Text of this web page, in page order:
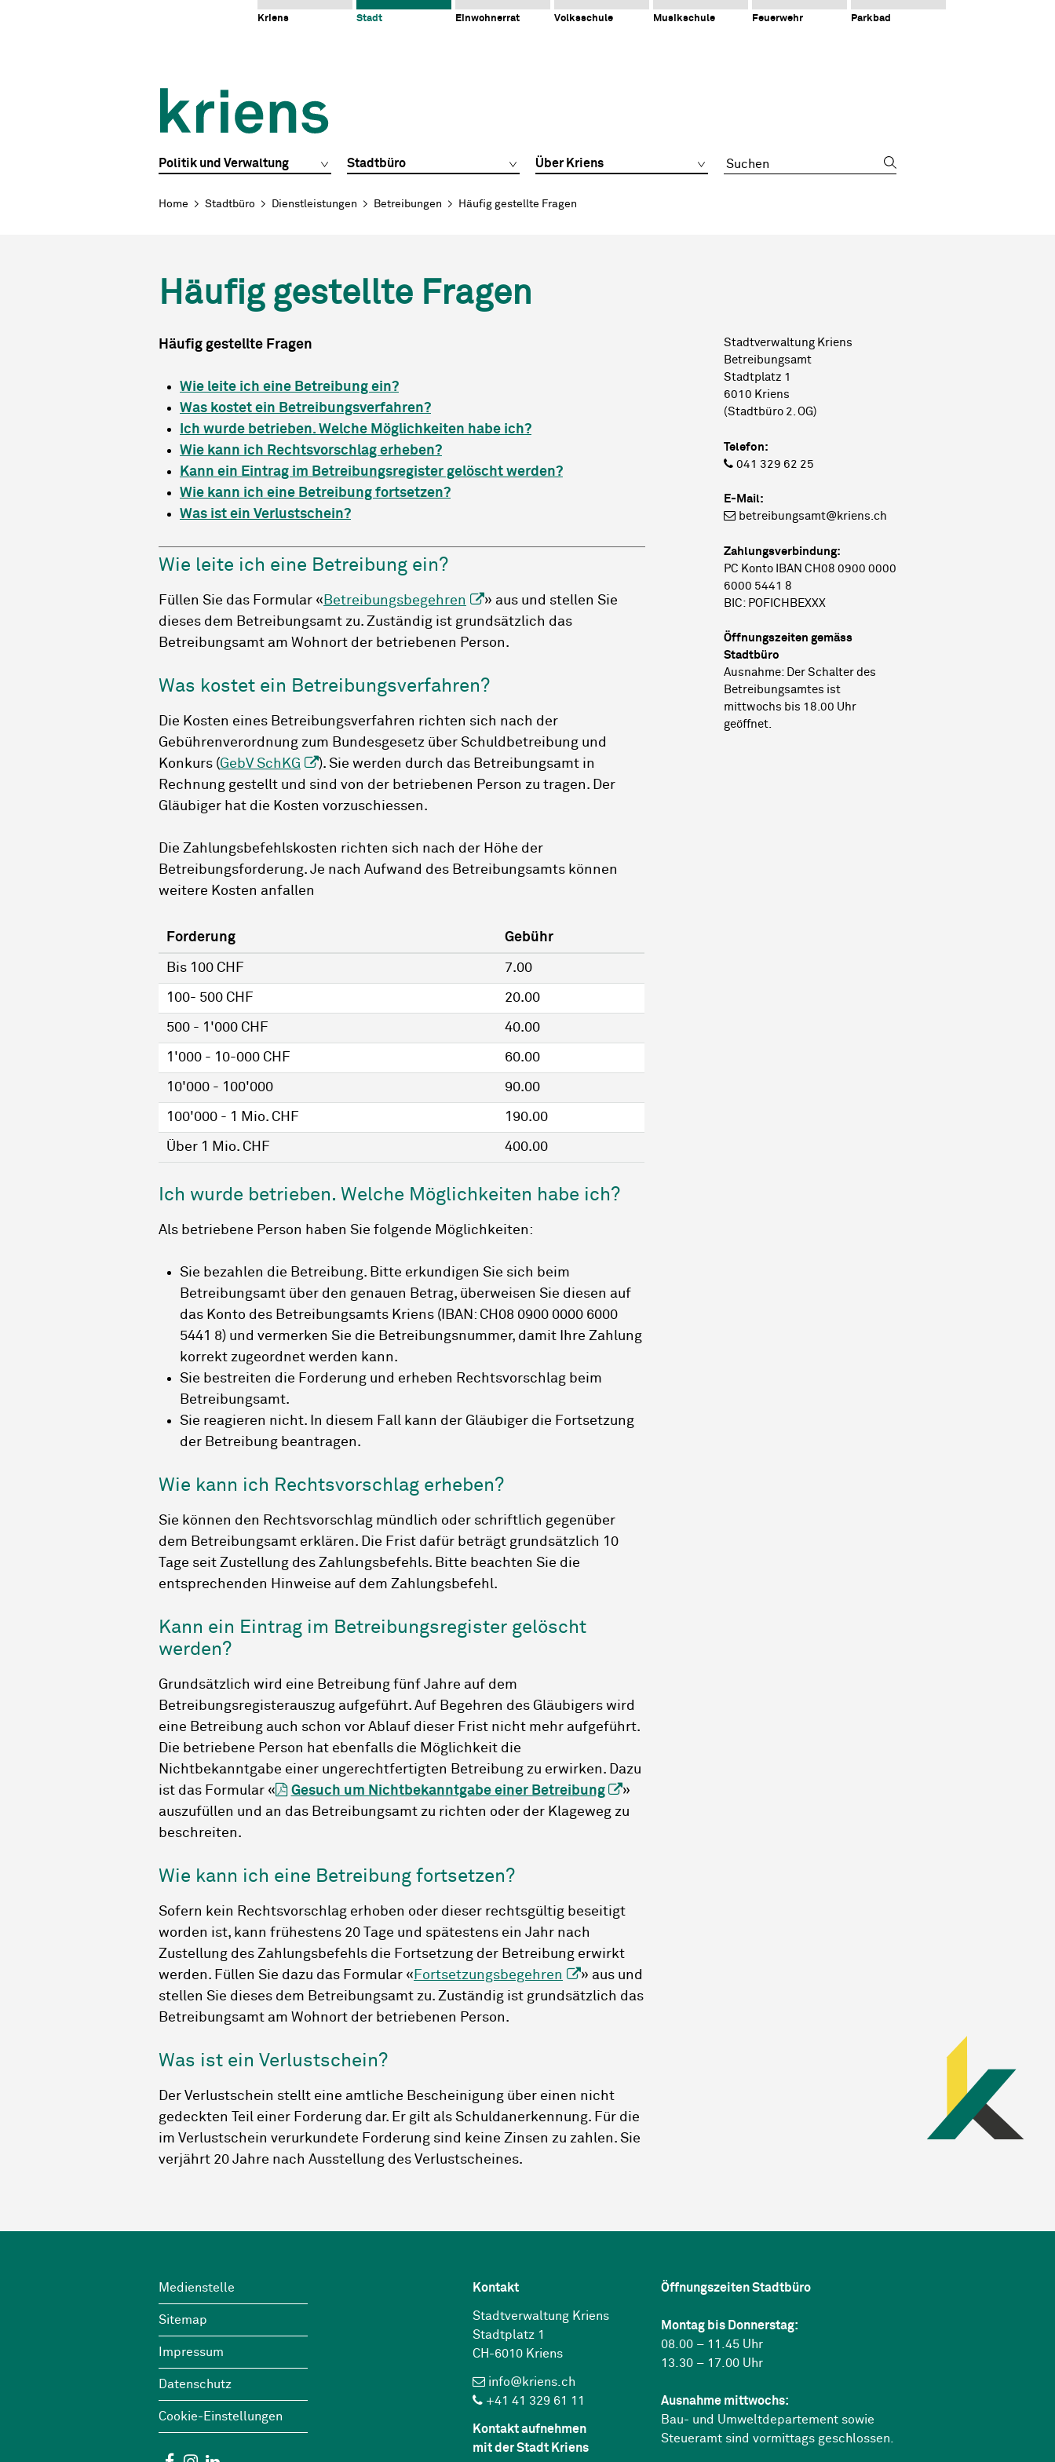
Navigieren in Kriens
Kriens Stadt Einwohnerrat Volksschule Musikschule Feuerwehr Parkbad
Hauptnavigation
Politik und Verwaltung Stadtbüro Über Kriens Suchbegriff
Breadcrumb
Home Stadtbüro Dienstleistungen Betreibungen Häufig gestellte Fragen
Häufig gestellte Fragen
Häufig gestellte Fragen
Wie leite ich eine Betreibung ein?
Was kostet ein Betreibungsverfahren?
Ich wurde betrieben. Welche Möglichkeiten habe ich?
Wie kann ich Rechtsvorschlag erheben?
Kann ein Eintrag im Betreibungsregister gelöscht werden?
Wie kann ich eine Betreibung fortsetzen?
Was ist ein Verlustschein?
Wie leite ich eine Betreibung ein?
Füllen Sie das Formular « Betreibungsbegehren
» aus und stellen Sie
dieses dem Betreibungsamt zu. Zuständig ist grundsätzlich das
Betreibungsamt am Wohnort der betriebenen Person.
Was kostet ein Betreibungsverfahren?
Die Kosten eines Betreibungsverfahren richten sich nach der
Gebührenverordnung zum Bundesgesetz über Schuldbetreibung und
Konkurs (GebV SchKG
). Sie werden durch das Betreibungsamt in
Rechnung gestellt und sind von der betriebenen Person zu tragen. Der
Gläubiger hat die Kosten vorzuschiessen.
Die Zahlungsbefehlskosten richten sich nach der Höhe der
Betreibungsforderung. Je nach Aufwand des Betreibungsamts können
weitere Kosten anfallen
Forderung Gebühr
Bis 100 CHF 7.00
100- 500 CHF 20.00
500 - 1'000 CHF 40.00
1'000 - 10-000 CHF 60.00
10'000 - 100'000 90.00
100'000 - 1 Mio. CHF 190.00
Über 1 Mio. CHF 400.00
Ich wurde betrieben. Welche Möglichkeiten habe ich?
Als betriebene Person haben Sie folgende Möglichkeiten:
Sie bezahlen die Betreibung. Bitte erkundigen Sie sich beim
Betreibungsamt über den genauen Betrag, überweisen Sie diesen auf
das Konto des Betreibungsamts Kriens (IBAN: CH08 0900 0000 6000
5441 8) und vermerken Sie die Betreibungsnummer, damit Ihre Zahlung
korrekt zugeordnet werden kann.
Sie bestreiten die Forderung und erheben Rechtsvorschlag beim
Betreibungsamt.
Sie reagieren nicht. In diesem Fall kann der Gläubiger die Fortsetzung
der Betreibung beantragen.
Wie kann ich Rechtsvorschlag erheben?
Sie können den Rechtsvorschlag mündlich oder schriftlich gegenüber
dem Betreibungsamt erklären. Die Frist dafür beträgt grundsätzlich 10
Tage seit Zustellung des Zahlungsbefehls. Bitte beachten Sie die
entsprechenden Hinweise auf dem Zahlungsbefehl.
Kann ein Eintrag im Betreibungsregister gelöscht
werden?
Grundsätzlich wird eine Betreibung fünf Jahre auf dem
Betreibungsregisterauszug aufgeführt. Auf Begehren des Gläubigers wird
eine Betreibung auch schon vor Ablauf dieser Frist nicht mehr aufgeführt.
Die betriebene Person hat ebenfalls die Möglichkeit die
Nichtbekanntgabe einer ungerechtfertigten Betreibung zu erwirken. Dazu
ist das Formular «
Gesuch um Nichtbekanntgabe einer Betreibung
»
auszufüllen und an das Betreibungsamt zu richten oder der Klageweg zu
beschreiten.
Wie kann ich eine Betreibung fortsetzen?
Sofern kein Rechtsvorschlag erhoben oder dieser rechtsgültig beseitigt
worden ist, kann frühestens 20 Tage und spätestens ein Jahr nach
Zustellung des Zahlungsbefehls die Fortsetzung der Betreibung erwirkt
werden. Füllen Sie dazu das Formular « Fortsetzungsbegehren
» aus und
stellen Sie dieses dem Betreibungsamt zu. Zuständig ist grundsätzlich das
Betreibungsamt am Wohnort der betriebenen Person.
Was ist ein Verlustschein?
Der Verlustschein stellt eine amtliche Bescheinigung über einen nicht
gedeckten Teil einer Forderung dar. Er gilt als Schuldanerkennung. Für die
im Verlustschein verurkundete Forderung sind keine Zinsen zu zahlen. Sie
verjährt 20 Jahre nach Ausstellung des Verlustscheines.
Sidebar
Stadtverwaltung Kriens
Betreibungsamt
Stadtplatz 1
6010 Kriens
(Stadtbüro 2. OG)
Telefon:
041 329 62 25
E-Mail:
betreibungsamt@kriens.ch
Zahlungsverbindung:
PC Konto IBAN CH08 0900 0000
6000 5441 8
BIC: POFICHBEXXX
Öffnungszeiten gemäss
Stadtbüro
Ausnahme: Der Schalter des
Betreibungsamtes ist
mittwochs bis 18.00 Uhr
geöffnet.
Wichtige Links
Medienstelle
Sitemap
Impressum
Datenschutz
Cookie-Einstellungen
Kontakt
Stadtverwaltung Kriens
Stadtplatz 1
CH-6010 Kriens
info@kriens.ch
+41 41 329 61 11
Kontakt aufnehmen
mit der Stadt Kriens
Öffnungszeiten Stadtbüro
Montag bis Donnerstag:
08.00 – 11.45 Uhr
13.30 – 17.00 Uhr
Ausnahme mittwochs:
Bau- und Umweltdepartement sowie
Steueramt sind vormittags geschlossen.